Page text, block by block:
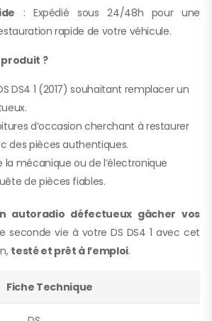
: Expédié sous 24/48h pour une
rapide de votre véhicule.
produit ?
DS4 1 (2017) souhaitant remplacer un
d’occasion cherchant à restaurer
des pièces authentiques.
la mécanique ou de l’électronique
de pièces fiables.
autoradio défectueux gâcher vos
seconde vie à votre DS DS4 1 avec cet
testé et prêt à l’emploi.
Fiche Technique